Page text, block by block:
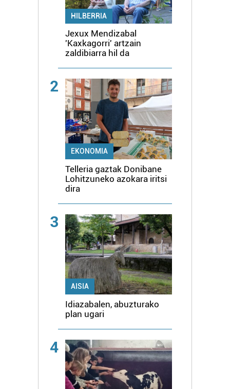
HILBERRIA
Jexux Mendizabal
'Kaxkagorri' artzain
zaldibiarra hil da
2
EKONOMIA
Telleria gaztak Donibane
Lohitzuneko azokara iritsi
dira
3
AISIA
Idiazabalen, abuzturako
plan ugari
4